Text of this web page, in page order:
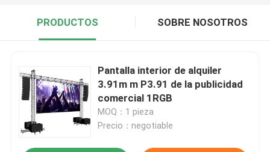
PRODUCTOS SOBRE NOSOTROS
Pantalla interior de alquiler
3.91m m P3.91 de la publicidad
comercial 1RGB
MOQ：1 pieza
Precio：negotiable